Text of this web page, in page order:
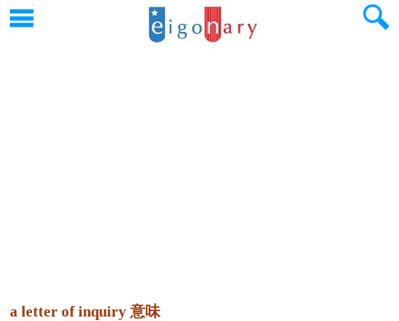
a letter of inquiry 意味